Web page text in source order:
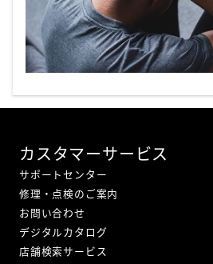
カスタマーサービス
サポートセンター
修理・点検のご案内
お問い合わせ
デジタルカタログ
店舗検索サービス